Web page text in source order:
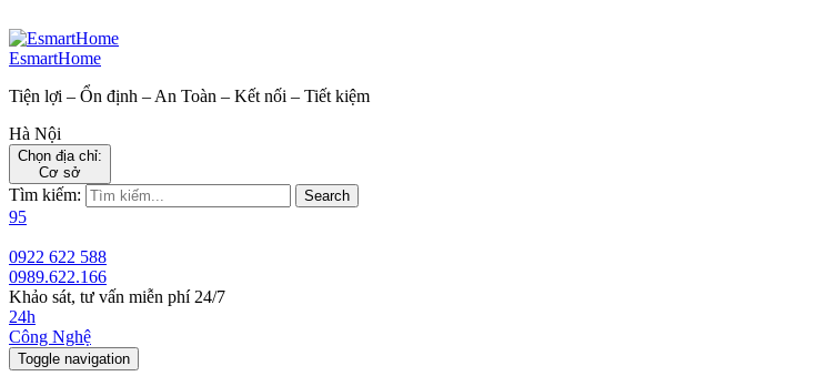
EsmartHome
Tiện lợi – Ổn định – An Toàn – Kết nối – Tiết kiệm
Hà Nội
Chọn địa chỉ:
Cơ sở
Tìm kiếm: Search
95
0922 622 588
0989.622.166
Khảo sát, tư vấn miễn phí 24/7
24h
Công Nghệ
Toggle navigation